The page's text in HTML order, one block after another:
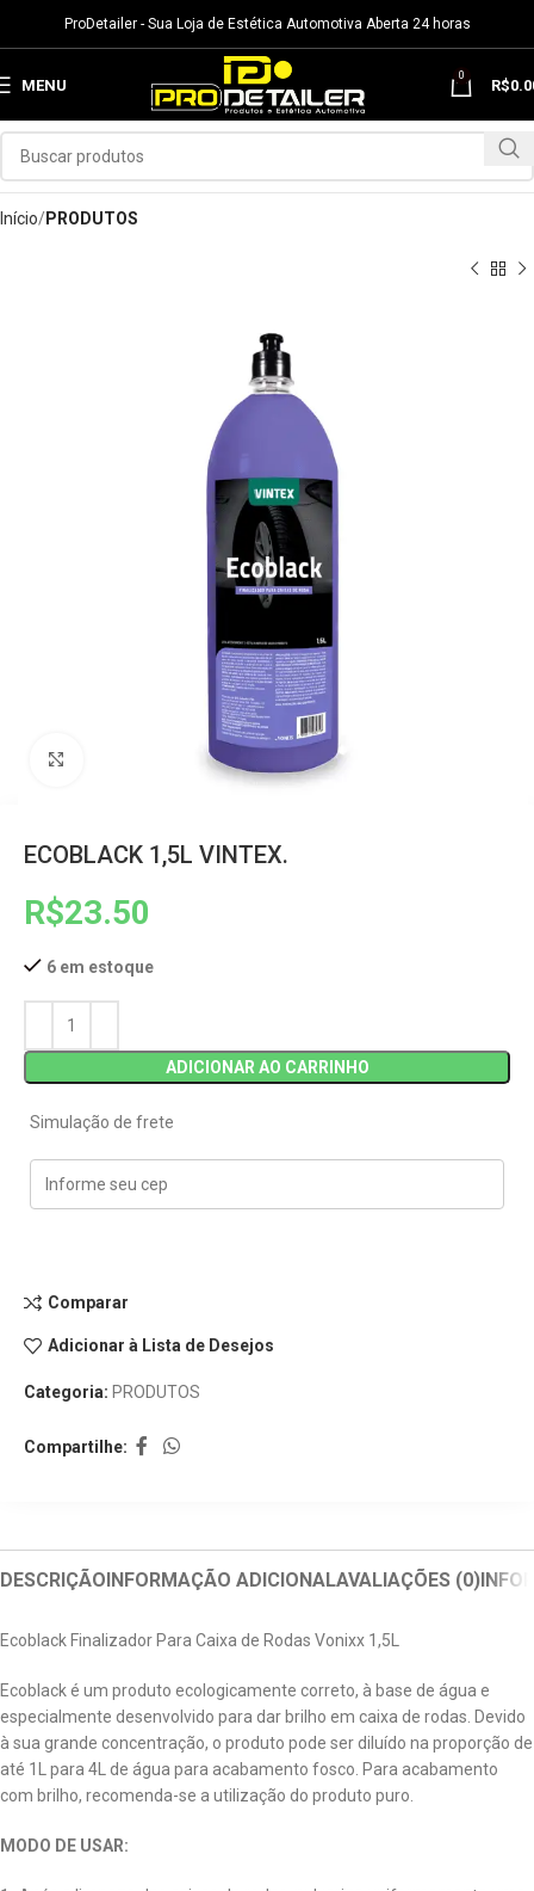
ProDetailer - Sua Loja de Estética Automotiva Aberta 24 horas
MENU
0
R$
Início PRODUTOS
Clique para ampliar
ECOBLACK 1,5L VINTEX.
R$23.50
6 em estoque
ADICIONAR AO CARRINHO
Simulação de frete
Comparar
Adicionar à Lista de Desejos
Categoria: PRODUTOS
Compartilhe:
DESCRIÇÃOINFORMAÇÃO ADICIONALAVALIAÇÕES (0)
Ecoblack Finalizador Para Caixa de Rodas Vonixx 1,5L
Ecoblack é um produto ecologicamente correto, à base de água e
especialmente desenvolvido para dar brilho em caixa de rodas. Devido
à sua grande concentração, o produto pode ser diluído na proporção de
até 1L para 4L de água para acabamento fosco. Para acabamento
com brilho, recomenda-se a utilização do produto puro.
MODO DE USAR: